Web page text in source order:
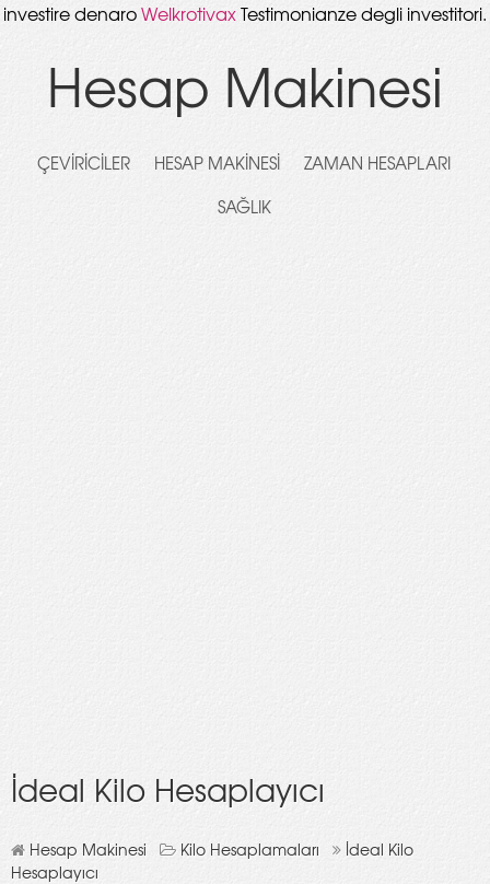
investire denaroWelkrotivaxTestimonianze degli investitori.
Hesap Makinesi
ÇEVIRICILER HESAP MAKINESI
ZAMAN HESAPLARI
SAĞLIK
İdeal Kilo Hesaplayıcı
Hesap Makinesi Kilo Hesaplamaları
İdeal Kilo
Hesaplayıcı